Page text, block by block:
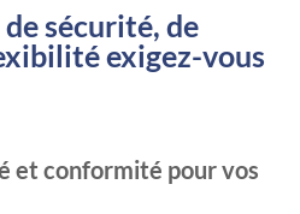
sécurité, de
exigez-vous
et conformité pour vos